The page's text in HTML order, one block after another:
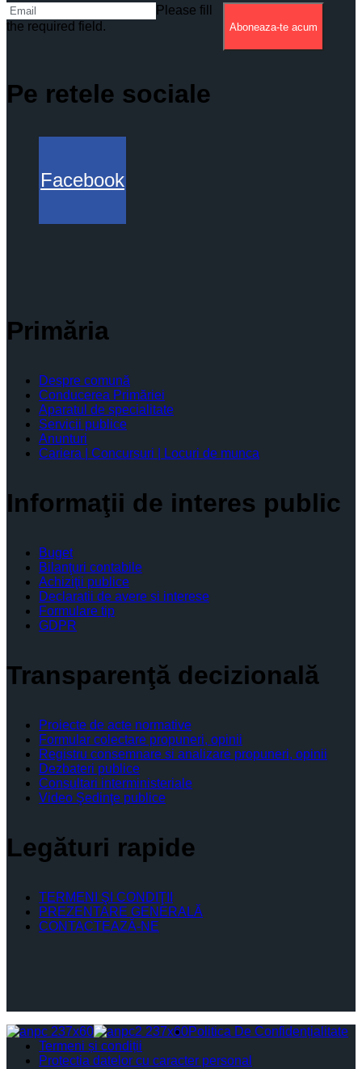
Please fill
the required field.
Aboneaza-te acum
Pe retele sociale
Facebook
Primăria
Despre comună
Conducerea Primăriei
Aparatul de specialitate
Servicii publice
Anunturi
Cariera | Concursuri | Locuri de munca
Informaţii de interes public
Buget
Bilanţuri contabile
Achiziţii publice
Declaratii de avere si interese
Formulare tip
GDPR
Transparenţă decizională
Proiecte de acte normative
Formular colectare propuneri, opinii
Registru consemnare si analizare propuneri, opinii
Dezbateri publice
Consultari interministeriale
Video Şedinţe publice
Legături rapide
TERMENI ŞI CONDIŢII
PREZENTARE GENERALĂ
CONTACTEAZĂ-NE
Politica De Confidențialitate
Termeni și condiții
Protectia datelor cu caracter personal